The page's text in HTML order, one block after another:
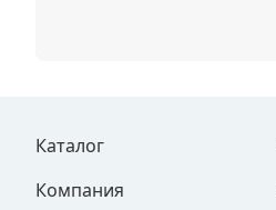
Каталог
Компания